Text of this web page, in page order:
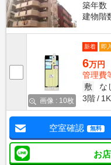
築年数
建物階
画像 : 10枚
新着 即
6万円
管理費
敷
な
3階
1K
空室確認 無料
お